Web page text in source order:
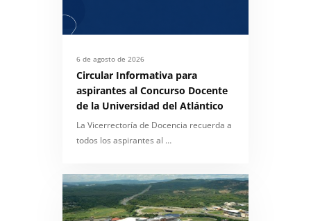
6 de agosto de 2026
Circular Informativa para
aspirantes al Concurso Docente
de la Universidad del Atlántico
La Vicerrectoría de Docencia recuerda a
todos los aspirantes al …